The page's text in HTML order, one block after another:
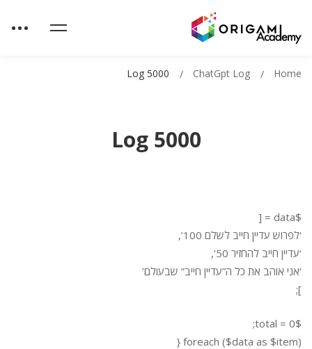
Log 5000
Home
ChatGpt Log
Log 5000
$data = [
‘לפרוש עדיין חייב לשלם 100’,
‘עדיין חייב להחזיר 50’,
‘אני אוהב את כל ה”עדיין חייב” שבעולם’
];
$total = 0;
foreach ($data as $item) {